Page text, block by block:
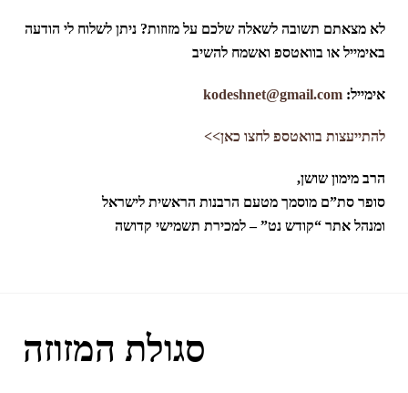
לא מצאתם תשובה לשאלה שלכם על מזוזות? ניתן לשלוח לי הודעה
באימייל או בוואטספ ואשמח להשיב
אימייל: kodeshnet@gmail.com
להתייעצות בוואטספ לחצו כאן>>
הרב מימון שושן,
סופר סת”ם מוסמך מטעם הרבנות הראשית לישראל
ומנהל אתר “קודש נט” – למכירת תשמישי קדושה
סגולת המזוזה